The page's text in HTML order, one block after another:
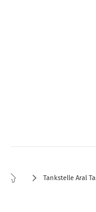
Tankstelle Aral